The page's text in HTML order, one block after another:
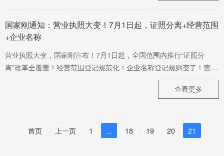
国家刚通知：营业执照大变！7月1日起，证照分离+经营范围
+企业名称
营业执照大变，国家刚宣布！7月1日起，全国范围内推行“证照分
离”改革全覆盖！经营范围登记规范化！企业名称登记规则变了！营业
查看更多
首页 上一页 1 ... 18 19 20 21